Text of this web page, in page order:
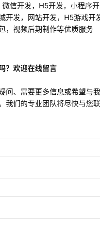
信开发，H5开发，小程序
开发，网站开发，H5游戏开
，视频后期制作等优质服务
？欢迎在线留言
问、需要更多信息或希望与
我们的专业团队将尽快与您